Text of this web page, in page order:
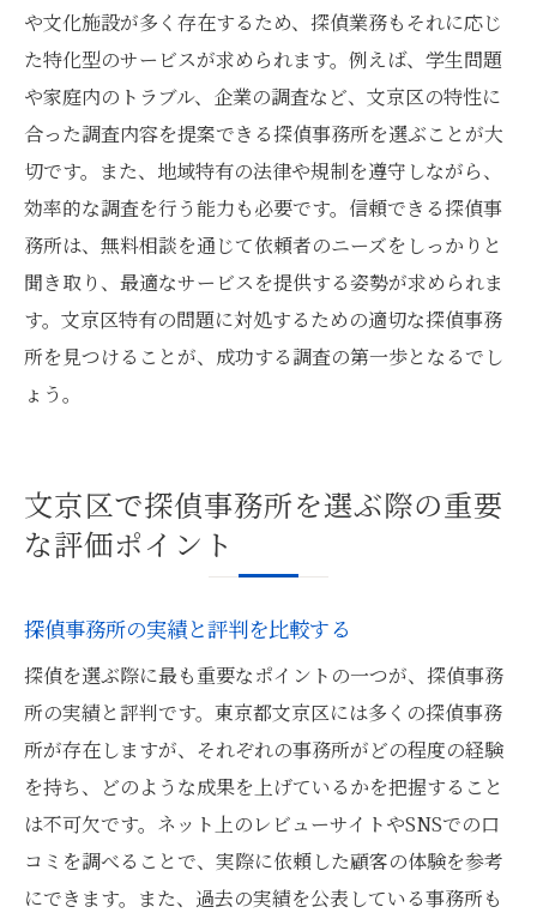
や文化施設が多く存在するため、探偵業務もそれに応じ
た特化型のサービスが求められます。例えば、学生問題
や家庭内のトラブル、企業の調査など、文京区の特性に
合った調査内容を提案できる探偵事務所を選ぶことが大
切です。また、地域特有の法律や規制を遵守しながら、
効率的な調査を行う能力も必要です。信頼できる探偵事
務所は、無料相談を通じて依頼者のニーズをしっかりと
聞き取り、最適なサービスを提供する姿勢が求められま
す。文京区特有の問題に対処するための適切な探偵事務
所を見つけることが、成功する調査の第一歩となるでし
ょう。
文京区で探偵事務所を選ぶ際の重要
な評価ポイント
探偵事務所の実績と評判を比較する
探偵を選ぶ際に最も重要なポイントの一つが、探偵事務
所の実績と評判です。東京都文京区には多くの探偵事務
所が存在しますが、それぞれの事務所がどの程度の経験
を持ち、どのような成果を上げているかを把握すること
は不可欠です。ネット上のレビューサイトやSNSでの口
コミを調べることで、実際に依頼した顧客の体験を参考
にできます。また、過去の実績を公表している事務所も